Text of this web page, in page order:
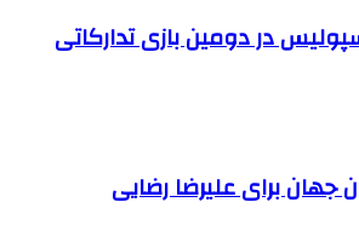
در دومین بازی تدارکاتی
جهان برای علیرضا رضایی